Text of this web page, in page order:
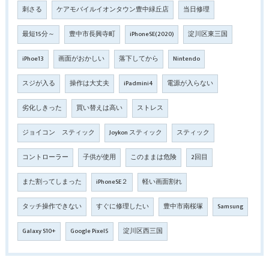
刺さる ケアモバイルイオンタウン豊中緑丘店 当日修理
最短15分～ 豊中市長興寺町 iPhoneSE(2020) 淀川区東三国
iPhoe13 画面がおかしい 落下してから Nintendo
スジが入る 操作は大丈夫 iPadmini4 電源が入らない
劣化しきった 買い替えは高い ストレス
ジョイコン スティック Joykon スティック スティック
コントローラー 子供が使用 このままは危険 2回目
また割ってしまった iPhoneSE２ 軽い画面割れ
タッチ操作できない すぐに修理したい 豊中市南桜塚 Samsung
Galaxy S10+ Google Pixel5 淀川区西三国